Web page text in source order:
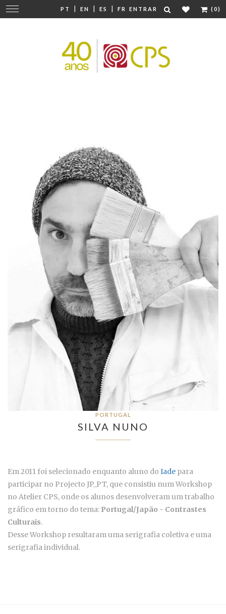
PT | EN | ES | FR ENTRAR (0)
Mudar
navegação
PORTUGAL
SILVA NUNO
Em 2011 foi selecionado enquanto aluno do Iade para
participar no Projecto JP_PT, que consistiu num Workshop
no Atelier CPS, onde os alunos desenvolveram um trabalho
gráfico em torno do tema: Portugal/Japão - Contrastes
Culturais.
Desse Workshop resultaram uma serigrafia coletiva e uma
serigrafia individual.